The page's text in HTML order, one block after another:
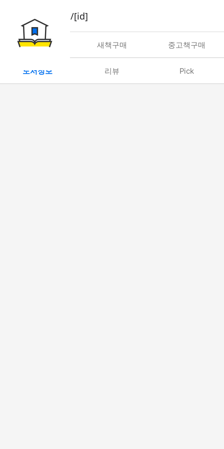
book/rent/[id]
대여 새책구매 중고책구매
도서정보 리뷰 Pick